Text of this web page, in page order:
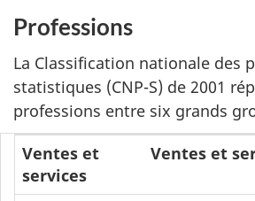
Professions
La Classification nationale des
statistiques (CNP-S) de 2001
professions entre six grands
Ventes et
services
Ventes et